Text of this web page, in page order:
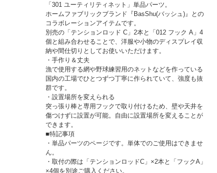
「301 ユーティリティネット」単品パーツ。
ホームファブリックブランド『BasShu(バッシュ)』との
コラボレーションアイテムです。
別売の「テンションロッド C」2本と「012 フック A」4
個と組み合わせることで、洋服や小物のディスプレイ収
納や間仕切りとしてお使いいただけます。
・手作り＆丈夫
漁で使用する網や野球練習用のネットなどを作っている
国内の工場でひとつずつ丁寧に作られていて、強度も抜
群です。
・設置場所を変えられる
突っ張り棒と専用フックで取り付けるため、壁や天井を
傷つけずに設置が可能。自由に設置場所を変えることが
できます。
■特記事項
・単品パーツのページです。単体でのご使用はできませ
ん。
・取付の際は「テンションロッドC」×2本と「フックA」
×4個を別途ご購入ください。